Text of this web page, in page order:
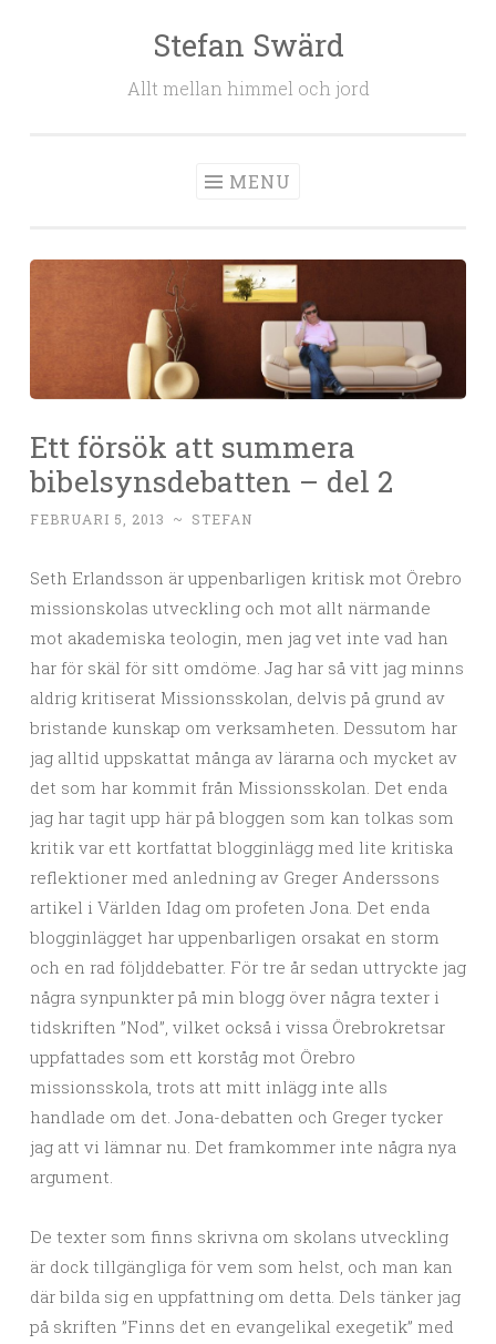
Stefan Swärd
Allt mellan himmel och jord
MENU
Ett försök att summera
bibelsynsdebatten – del 2
FEBRUARI 5, 2013 ~ STEFAN
Seth Erlandsson är uppenbarligen kritisk mot Örebro
missionskolas utveckling och mot allt närmande
mot akademiska teologin, men jag vet inte vad han
har för skäl för sitt omdöme. Jag har så vitt jag minns
aldrig kritiserat Missionsskolan, delvis på grund av
bristande kunskap om verksamheten. Dessutom har
jag alltid uppskattat många av lärarna och mycket av
det som har kommit från Missionsskolan. Det enda
jag har tagit upp här på bloggen som kan tolkas som
kritik var ett kortfattat blogginlägg med lite kritiska
reflektioner med anledning av Greger Anderssons
artikel i Världen Idag om profeten Jona. Det enda
blogginlägget har uppenbarligen orsakat en storm
och en rad följddebatter. För tre år sedan uttryckte jag
några synpunkter på min blogg över några texter i
tidskriften ”Nod”, vilket också i vissa Örebrokretsar
uppfattades som ett korståg mot Örebro
missionsskola, trots att mitt inlägg inte alls
handlade om det. Jona-debatten och Greger tycker
jag att vi lämnar nu. Det framkommer inte några nya
argument.
De texter som finns skrivna om skolans utveckling
är dock tillgängliga för vem som helst, och man kan
där bilda sig en uppfattning om detta. Dels tänker jag
på skriften ”Finns det en evangelikal exegetik” med